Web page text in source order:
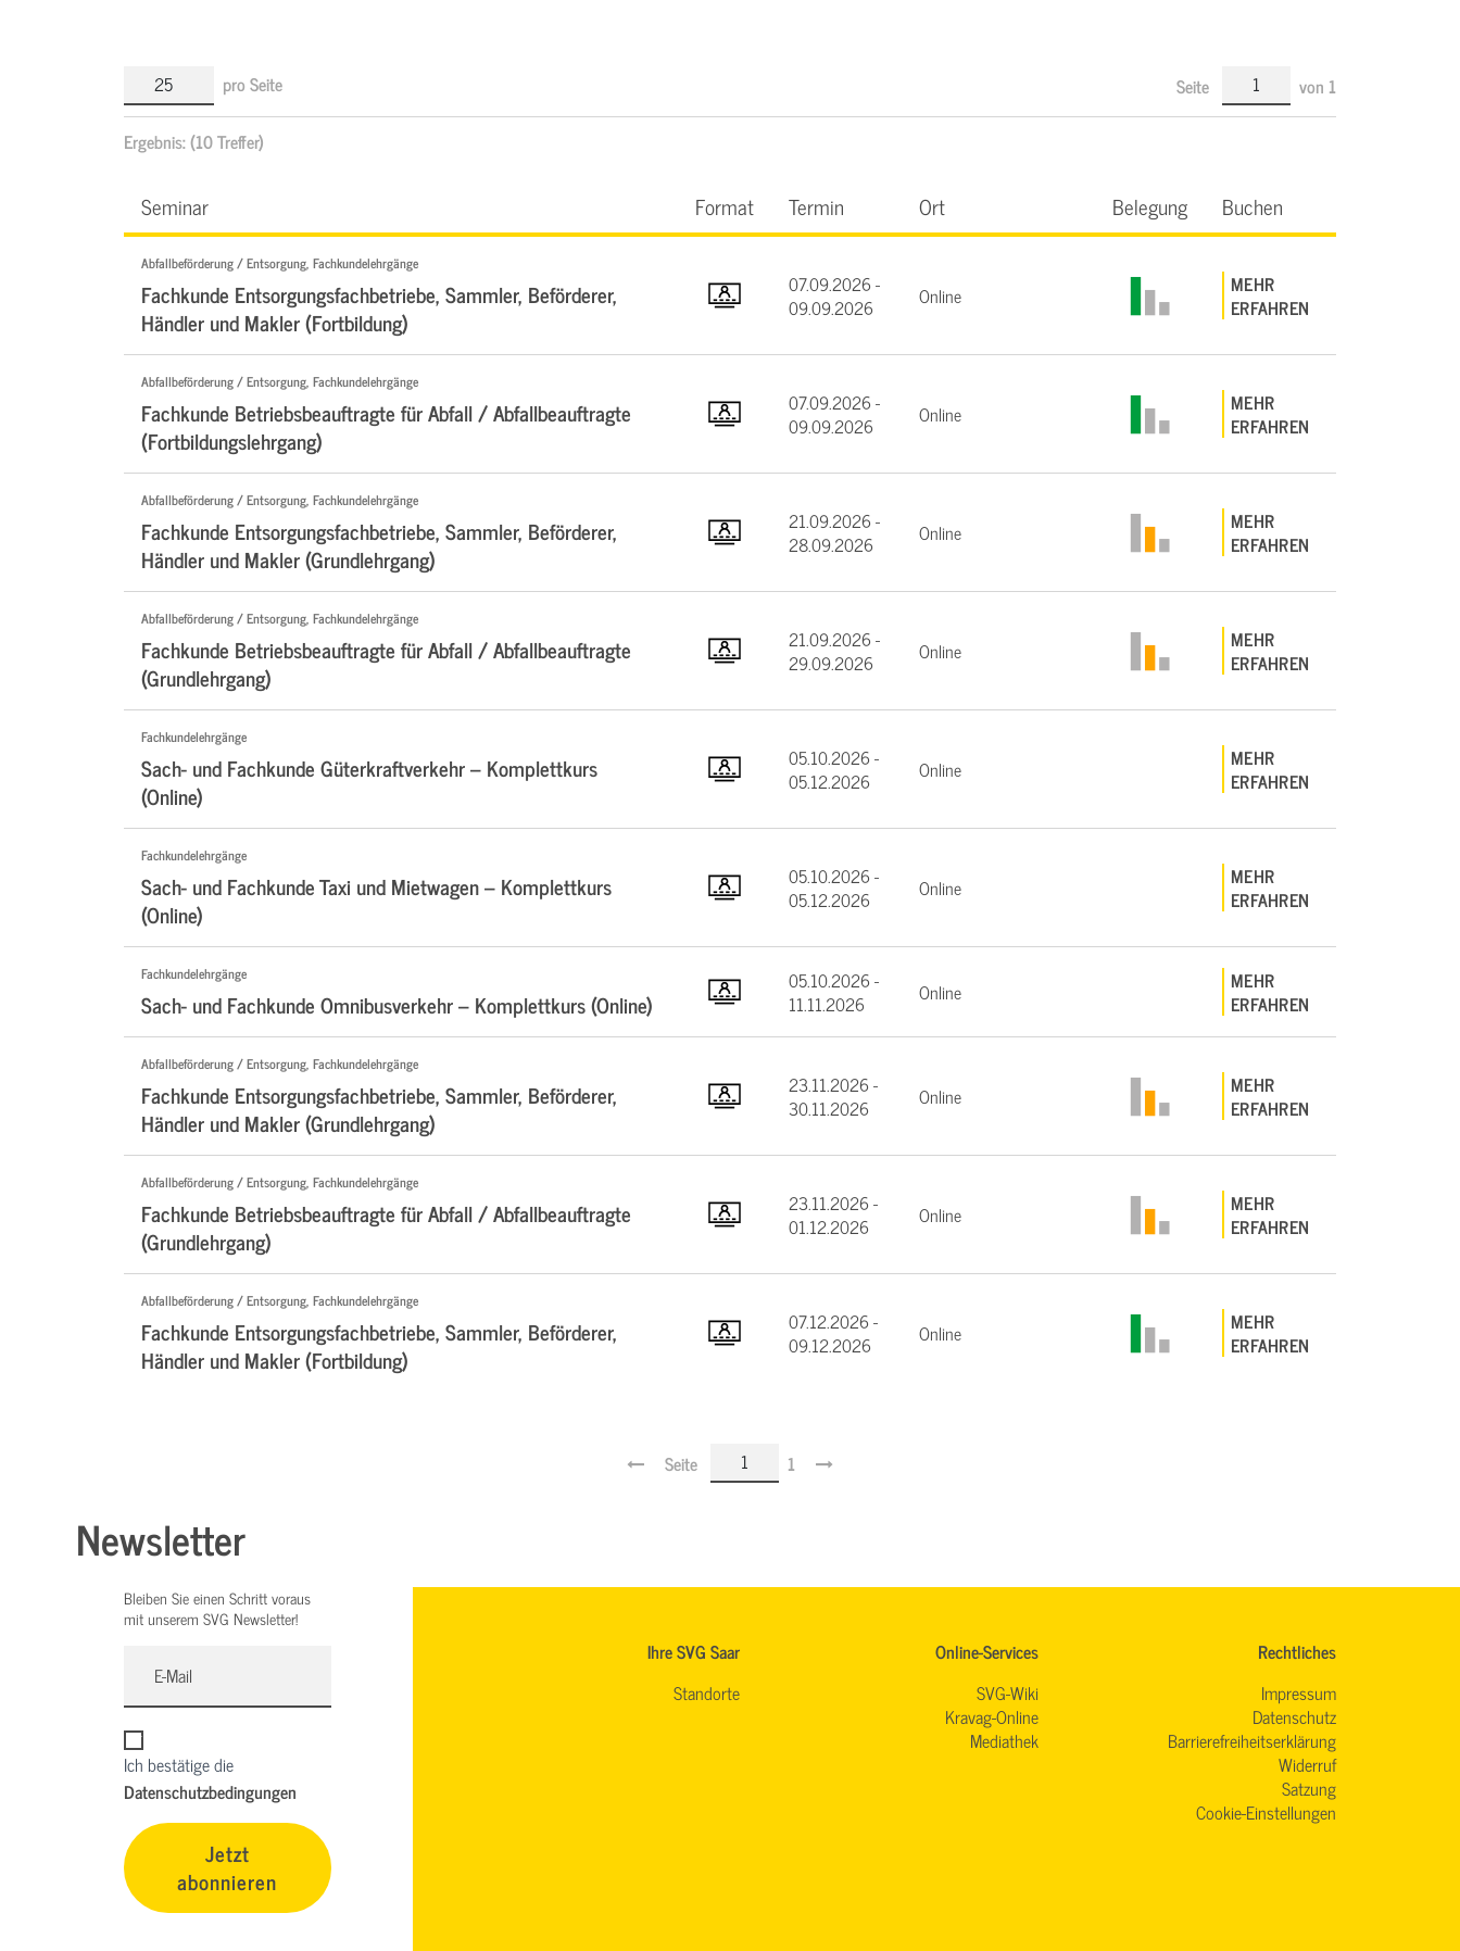
pro Seite Seite von 1
Ergebnis:(10 Treffer)
Seminar Format Termin Ort Belegung Buchen
Abfallbeförderung / Entsorgung, Fachkundelehrgänge
Fachkunde Entsorgungsfachbetriebe, Sammler, Beförderer,
Händler und Makler (Fortbildung)
07.09.2026 -
09.09.2026
Online
MEHR
ERFAHREN
Abfallbeförderung / Entsorgung, Fachkundelehrgänge
Fachkunde Betriebsbeauftragte für Abfall / Abfallbeauftragte
(Fortbildungslehrgang)
07.09.2026 -
09.09.2026
Online
MEHR
ERFAHREN
Abfallbeförderung / Entsorgung, Fachkundelehrgänge
Fachkunde Entsorgungsfachbetriebe, Sammler, Beförderer,
Händler und Makler (Grundlehrgang)
21.09.2026 -
28.09.2026
Online
MEHR
ERFAHREN
Abfallbeförderung / Entsorgung, Fachkundelehrgänge
Fachkunde Betriebsbeauftragte für Abfall / Abfallbeauftragte
(Grundlehrgang)
21.09.2026 -
29.09.2026
Online
MEHR
ERFAHREN
Fachkundelehrgänge
Sach- und Fachkunde Güterkraftverkehr – Komplettkurs
(Online)
05.10.2026 -
05.12.2026
Online
MEHR
ERFAHREN
Fachkundelehrgänge
Sach- und Fachkunde Taxi und Mietwagen – Komplettkurs
(Online)
05.10.2026 -
05.12.2026
Online
MEHR
ERFAHREN
Fachkundelehrgänge
Sach- und Fachkunde Omnibusverkehr – Komplettkurs (Online)
05.10.2026 -
11.11.2026
Online
MEHR
ERFAHREN
Abfallbeförderung / Entsorgung, Fachkundelehrgänge
Fachkunde Entsorgungsfachbetriebe, Sammler, Beförderer,
Händler und Makler (Grundlehrgang)
23.11.2026 -
30.11.2026
Online
MEHR
ERFAHREN
Abfallbeförderung / Entsorgung, Fachkundelehrgänge
Fachkunde Betriebsbeauftragte für Abfall / Abfallbeauftragte
(Grundlehrgang)
23.11.2026 -
01.12.2026
Online
MEHR
ERFAHREN
Abfallbeförderung / Entsorgung, Fachkundelehrgänge
Fachkunde Entsorgungsfachbetriebe, Sammler, Beförderer,
Händler und Makler (Fortbildung)
07.12.2026 -
09.12.2026
Online
MEHR
ERFAHREN
Seite 1
Newsletter
Bleiben Sie einen Schritt voraus
mit unserem SVG Newsletter!
Ich bestätige die
Datenschutzbedingungen
Jetzt
abonnieren
Ihre SVG Saar
Standorte
Online-Services
SVG-Wiki
Kravag-Online
Mediathek
Rechtliches
Impressum
Datenschutz
Barrierefreiheitserklärung
Widerruf
Satzung
Cookie-Einstellungen